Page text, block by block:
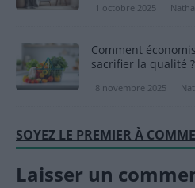
1 octobre 2025
Comment
sacrifier la qualité ?
8 novembre 2025
SOYEZ LE PREMIER À
Laisser un